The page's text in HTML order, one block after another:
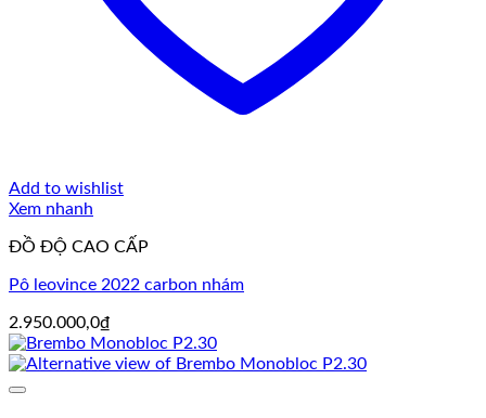
Add to wishlist
Xem nhanh
ĐỒ ĐỘ CAO CẤP
Pô leovince 2022 carbon nhám
2.950.000,0₫